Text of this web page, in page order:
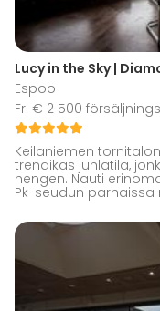
Lucy in the Sky |
Espoo
Fr. € 2 500
Keilaniemen
trendikäs juhlatila,
hengen. Nauti
Pk-seudun parhaissa